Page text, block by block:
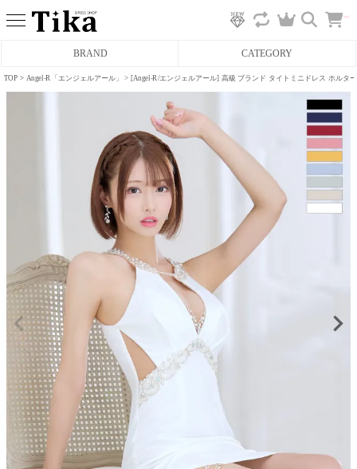
BRAND CATEGORY
ロングドレス
タイトロングドレス
Aラインロングドレス
バースデードレス
へ
TOP Angel-R「エンジェルアール」 [Angel-R/エンジェルアール] 高級 ブランド タイトミニドレス ホルタ